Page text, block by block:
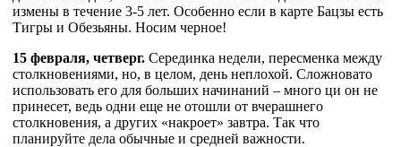
измены в течение 3-5 лет. Особенно если в карте Бацзы есть
Тигры и Обезьяны. Носим черное!
15 февраля, четверг. Серединка недели, пересменка между
столкновениями, но, в целом, день неплохой. Сложновато
использовать его для больших начинаний – много ци он не
принесет, ведь одни еще не отошли от вчерашнего
столкновения, а других «накроет» завтра. Так что
планируйте дела обычные и средней важности.